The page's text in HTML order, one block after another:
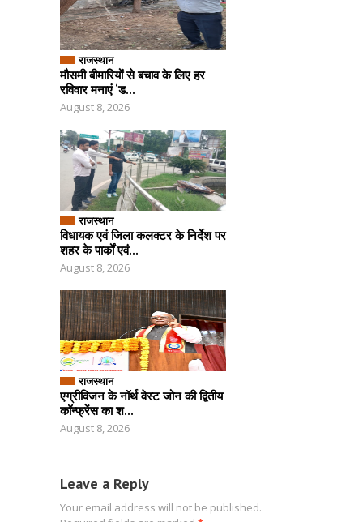
राजस्थान
मौसमी बीमारियों से बचाव के लिए हर
रविवार मनाएं ‘ड...
August 8, 2026
राजस्थान
विधायक एवं जिला कलक्टर के निर्देश पर
शहर के पार्कों एवं...
August 8, 2026
राजस्थान
एग्रीविजन के नॉर्थ वेस्ट जोन की द्वितीय
कॉन्फ्रेंस का श...
August 8, 2026
Leave a Reply
Your email address will not be published.